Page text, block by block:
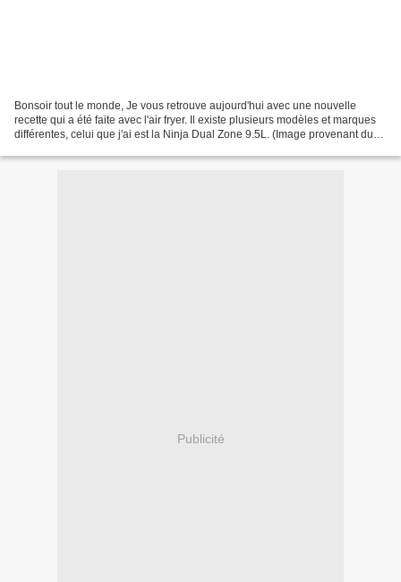
Bonsoir tout le monde, Je vous retrouve aujourd'hui avec une nouvelle
recette qui a été faite avec l'air fryer. Il existe plusieurs modèles et marques
différentes, celui que j'ai est la Ninja Dual Zone 9.5L. (Image provenant du
Publicité